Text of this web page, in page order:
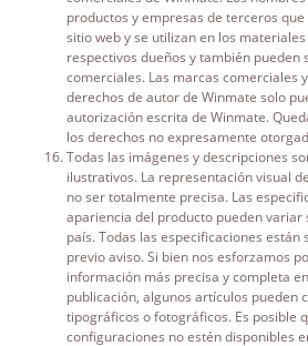
productos y empresas de terceros
sitio web y se utilizan en los
respectivos dueños y también pueden
comerciales. Las marcas comerciales
derechos de autor de Winmate solo
autorización escrita de Winmate.
los derechos no expresamente
Todas las imágenes y descripciones
ilustrativos. La representación visual
no ser totalmente precisa. Las
apariencia del producto pueden variar
país. Todas las especificaciones están
previo aviso. Si bien nos esforzamos
información más precisa y completa
publicación, algunos artículos pueden
tipográficos o fotográficos. Es posible
configuraciones no estén disponibles